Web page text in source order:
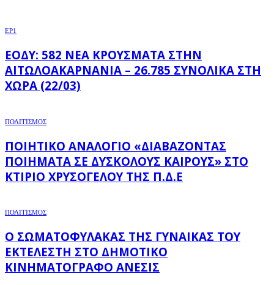
EP1
ΕΟΔΥ: 582 ΝΈΑ ΚΡΟΎΣΜΑΤΑ ΣΤΗΝ
ΑΙΤΩΛΟΑΚΑΡΝΑΝΊΑ – 26.785 ΣΥΝΟΛΙΚΆ ΣΤΗ
ΧΏΡΑ (22/03)
ΠΟΛΙΤΙΣΜΟΣ
ΠΟΙΗΤΙΚΌ ΑΝΑΛΌΓΙΟ «ΔΙΑΒΆΖΟΝΤΑΣ
ΠΟΙΉΜΑΤΑ ΣΕ ΔΎΣΚΟΛΟΥΣ ΚΑΙΡΟΎΣ» ΣΤΟ
ΚΤΊΡΙΟ ΧΡΥΣΌΓΕΛΟΥ ΤΗΣ Π.Δ.Ε
ΠΟΛΙΤΙΣΜΟΣ
Ο ΣΩΜΑΤΟΦΎΛΑΚΑΣ ΤΗΣ ΓΥΝΑΊΚΑΣ ΤΟΥ
ΕΚΤΕΛΕΣΤΉ ΣΤΟ ΔΗΜΟΤΙΚΌ
ΚΙΝΗΜΑΤΟΓΡΆΦΟ ΑΝΕΣΙΣ